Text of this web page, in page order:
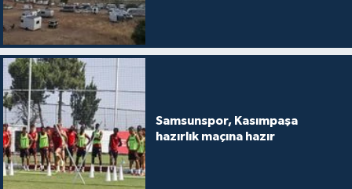
Samsunspor, Kasımpaşa
hazırlık maçına hazır